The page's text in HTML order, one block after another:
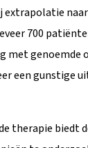
extrapolatie
700
met genoemde
een gunstige
therapie biedt